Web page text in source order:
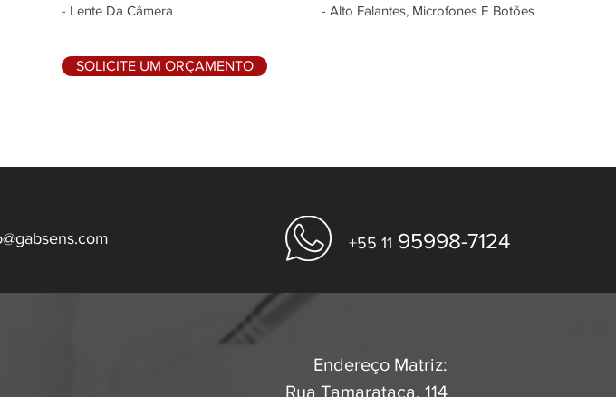
- Lente Da Câmera
- Alto Falantes, Microfones E Botões
SOLICITE UM ORÇAMENTO
+55 11 95998-7124
Endereço Matriz:
Rua Tamarataca, 114